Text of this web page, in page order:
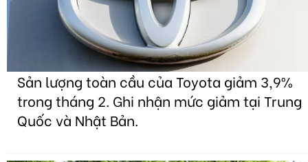
Sản lượng toàn cầu của Toyota giảm 3,9%
trong tháng 2. Ghi nhận mức giảm tại Trung
Quốc và Nhật Bản.